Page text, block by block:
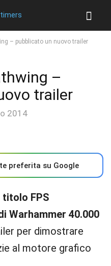
– pubblicato un nuovo trailer
–
trailer
2014
preferita su Google
titolo FPS
Warhammer 40.000
per dimostrare
al motore grafico